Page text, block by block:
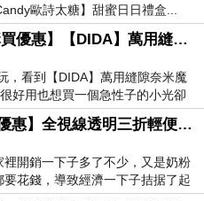
歐詩太糖】甜蜜日日禮盒...
【周年慶刷卡購買優惠】【DIDA】萬用縫隙奈米魔布除塵窗戶刷 好物分享
，看到【DIDA】萬用縫隙奈米魔
好用也想買一個急性子的小光卻
【本周限時刷卡優惠】全視線透明三折輕便雨傘- 團購熱門產品網路熱銷產品
裡開銷一下子多了不少，又是奶粉
要花錢，導致經濟一下子拮据了起